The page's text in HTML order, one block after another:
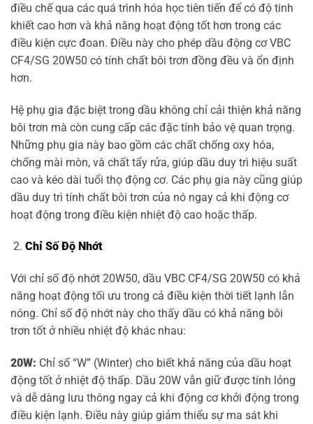
điều chế qua các quá trình hóa học tiên tiến để có độ tinh
khiết cao hơn và khả năng hoạt động tốt hơn trong các
điều kiện cực đoan. Điều này cho phép dầu động cơ VBC
CF4/SG 20W50 có tính chất bôi trơn đồng đều và ổn định
hơn.
Hệ phụ gia đặc biệt trong dầu không chỉ cải thiện khả năng
bôi trơn mà còn cung cấp các đặc tính bảo vệ quan trọng.
Những phụ gia này bao gồm các chất chống oxy hóa,
chống mài mòn, và chất tẩy rửa, giúp dầu duy trì hiệu suất
cao và kéo dài tuổi thọ động cơ. Các phụ gia này cũng giúp
dầu duy trì tính chất bôi trơn của nó ngay cả khi động cơ
hoạt động trong điều kiện nhiệt độ cao hoặc thấp.
Chỉ Số Độ Nhớt
Với chỉ số độ nhớt 20W50, dầu VBC CF4/SG 20W50 có khả
năng hoạt động tối ưu trong cả điều kiện thời tiết lạnh lẫn
nóng. Chỉ số độ nhớt này cho thấy dầu có khả năng bôi
trơn tốt ở nhiều nhiệt độ khác nhau:
20W: Chỉ số “W” (Winter) cho biết khả năng của dầu hoạt
động tốt ở nhiệt độ thấp. Dầu 20W vẫn giữ được tính lỏng
và dễ dàng lưu thông ngay cả khi động cơ khởi động trong
điều kiện lạnh. Điều này giúp giảm thiểu sự ma sát khi